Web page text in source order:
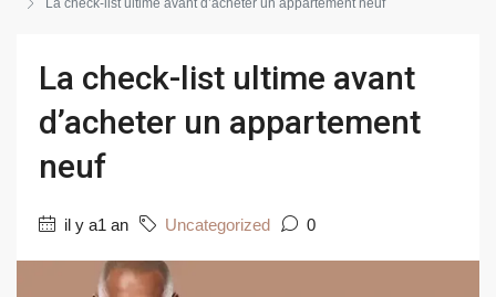
La check-list ultime avant d’acheter un appartement neuf
La check-list ultime avant
d’acheter un appartement
neuf
il y a1 an Uncategorized 0